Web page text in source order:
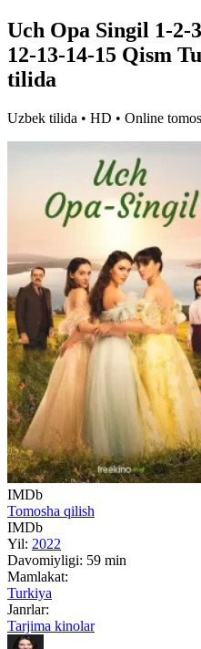
Uch Opa Singil 1-2-
12-13-14-15 Qism
tilida
Uzbek tilida • HD • Online
IMDb
Tomosha qilish
IMDb
Yil: 2022
Davomiyligi: 59 min
Mamlakat:
Turkiya
Janrlar:
Tarjima kinolar